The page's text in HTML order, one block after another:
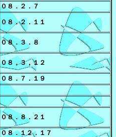
０８．２．７
０８．２．１１
０８．３．８
０８，３，１２
０８．７．１９
０８．８．２１
０８．１２．１７